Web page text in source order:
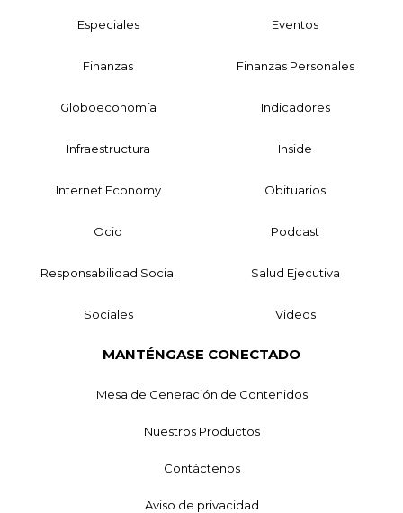
Especiales Eventos
Finanzas Finanzas Personales
Globoeconomía Indicadores
Infraestructura Inside
Internet Economy Obituarios
Ocio Podcast
Responsabilidad Social Salud Ejecutiva
Sociales Videos
MANTÉNGASE CONECTADO
Mesa de Generación de Contenidos
Nuestros Productos
Contáctenos
Aviso de privacidad